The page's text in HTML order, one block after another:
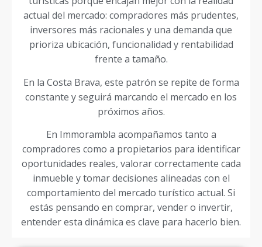
actual del mercado: compradores más prudentes,
inversores más racionales y una demanda que
prioriza ubicación, funcionalidad y rentabilidad
frente a tamaño.
En la Costa Brava, este patrón se repite de forma
constante y seguirá marcando el mercado en los
próximos años.
En Immorambla acompañamos tanto a
compradores como a propietarios para identificar
oportunidades reales, valorar correctamente cada
inmueble y tomar decisiones alineadas con el
comportamiento del mercado turístico actual. Si
estás pensando en comprar, vender o invertir,
entender esta dinámica es clave para hacerlo bien.